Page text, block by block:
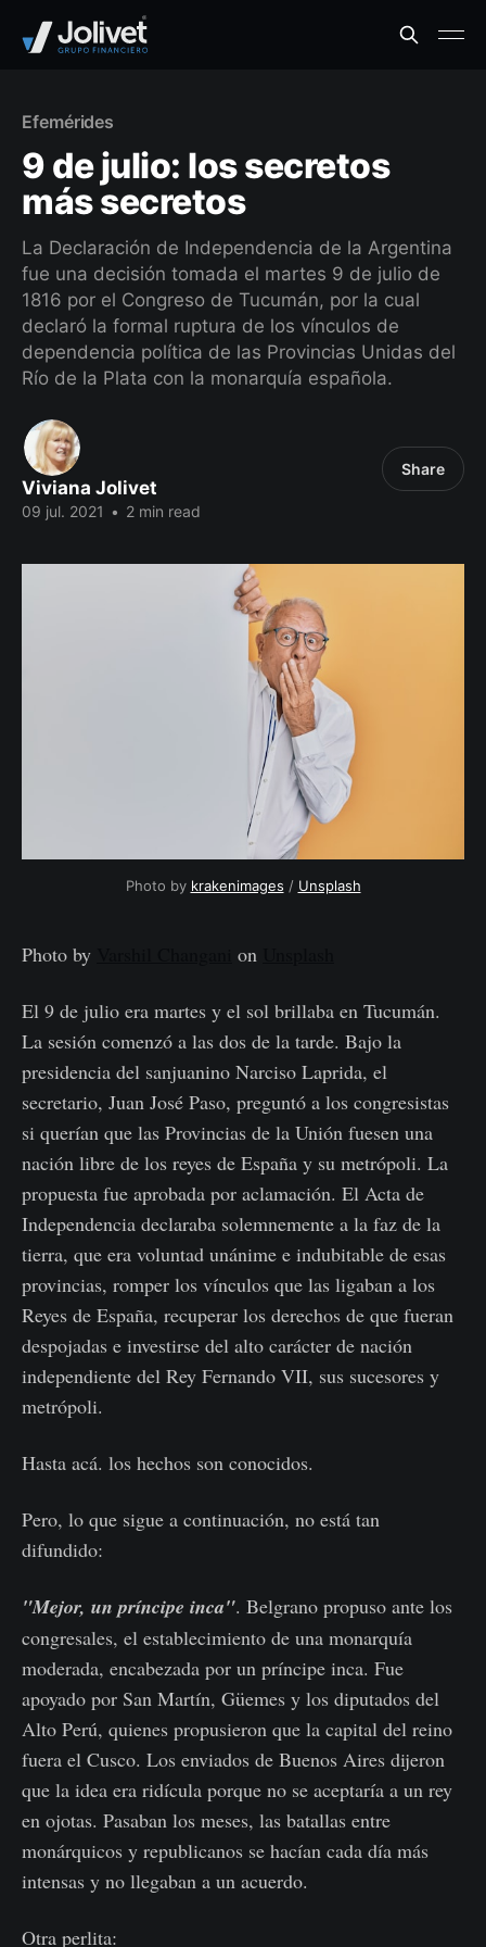
Efemérides
9 de julio: los secretos
más secretos
La Declaración de Independencia de la Argentina
fue una decisión tomada el martes 9 de julio de
1816 por el Congreso de Tucumán, por la cual
declaró la formal ruptura de los vínculos de
dependencia política de las Provincias Unidas del
Río de la Plata con la monarquía española.
Viviana Jolivet
09 jul. 2021 • 2 min read
Share
Photo by krakenimages / Unsplash
Photo by on
El 9 de julio era martes y el sol brillaba en Tucumán.
La sesión comenzó a las dos de la tarde. Bajo la
presidencia del sanjuanino Narciso Laprida, el
secretario, Juan José Paso, preguntó a los congresistas
si querían que las Provincias de la Unión fuesen una
nación libre de los reyes de España y su metrópoli. La
propuesta fue aprobada por aclamación. El Acta de
Independencia declaraba solemnemente a la faz de la
tierra, que era voluntad unánime e indubitable de esas
provincias, romper los vínculos que las ligaban a los
Reyes de España, recuperar los derechos de que fueran
despojadas e investirse del alto carácter de nación
independiente del Rey Fernando VII, sus sucesores y
metrópoli.
Hasta acá. los hechos son conocidos.
Pero, lo que sigue a continuación, no está tan
difundido:
"Mejor, un príncipe inca". Belgrano propuso ante los
congresales, el establecimiento de una monarquía
moderada, encabezada por un príncipe inca. Fue
apoyado por San Martín, Güemes y los diputados del
Alto Perú, quienes propusieron que la capital del reino
fuera el Cusco. Los enviados de Buenos Aires dijeron
que la idea era ridícula porque no se aceptaría a un rey
en ojotas. Pasaban los meses, las batallas entre
monárquicos y republicanos se hacían cada día más
intensas y no llegaban a un acuerdo.
Otra perlita: